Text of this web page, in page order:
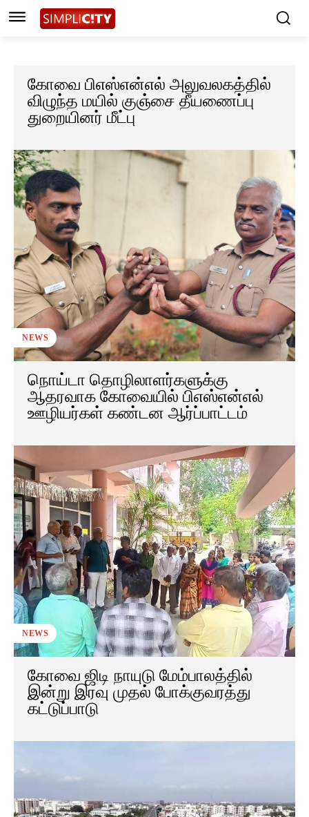
கோவை பிஎஸ்என்எல் அலுவலகத்தில்
விழுந்த மயில் குஞ்சை தீயணைப்பு
துறையினர் மீட்பு
NEWS
நொய்டா தொழிலாளர்களுக்கு
ஆதரவாக கோவையில் பிஎஸ்என்எல்
ஊழியர்கள் கண்டன ஆர்ப்பாட்டம்
NEWS
கோவை ஜிடி நாயுடு மேம்பாலத்தில்
இன்று இரவு முதல் போக்குவரத்து
கட்டுப்பாடு